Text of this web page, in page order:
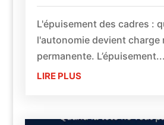
L'épuisement des cadres :
l'autonomie devient charge
permanente. L’épuisement...
LIRE PLUS